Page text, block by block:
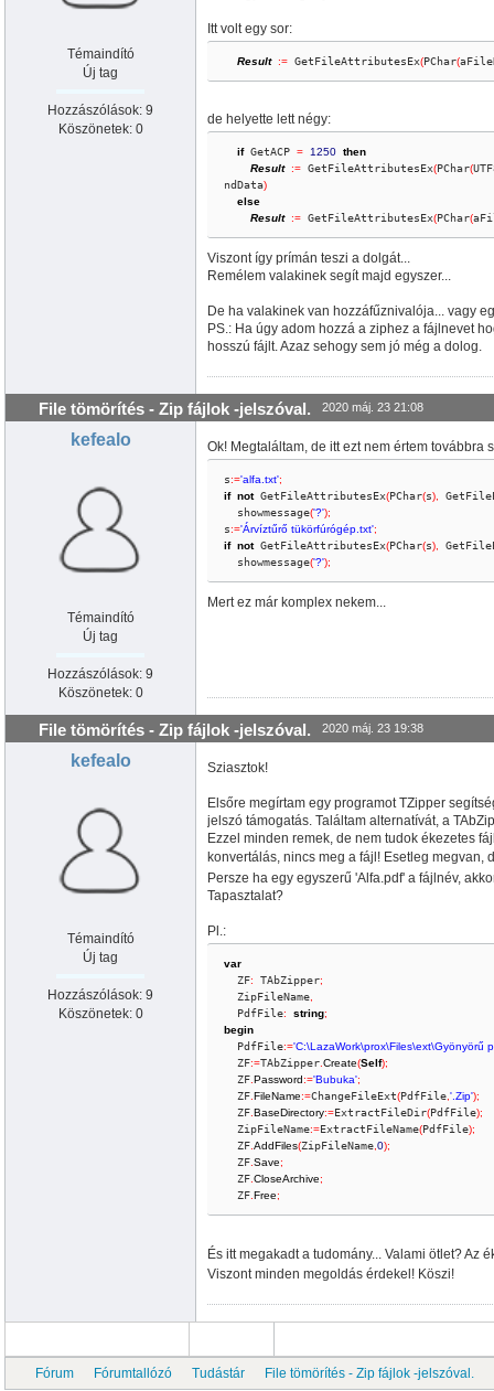
Témaindító
Új tag
Hozzászólások: 9
Köszönetek: 0
Itt volt egy sor:
Result := GetFileAttributesEx(PChar(
de helyette lett négy:
if GetACP = 1250 then
Result := GetFileAttributesEx(PChar(
ndData)
else
Result := GetFileAttributesEx(PChar(
Viszont így prímán teszi a dolgát...
Remélem valakinek segít majd egyszer...
De ha valakinek van hozzáfűznivalója... vagy
PS.: Ha úgy adom hozzá a ziphez a fájlnevet
hosszú fájlt. Azaz sehogy sem jó még a dolog.
File tömörítés - Zip fájlok -jelszóval. 2020 máj. 23 21:08
kefealo
Témaindító
Új tag
Hozzászólások: 9
Köszönetek: 0
Ok! Megtaláltam, de itt ezt nem értem továbbra
s:='alfa.txt';
if not GetFileAttributesEx(PChar(s)
  showmessage
('?');
s:='Árvíztűrő tükörfúrógép.txt';
if not GetFileAttributesEx(PChar(s)
  showmessage
('?');
Mert ez már komplex nekem...
File tömörítés - Zip fájlok -jelszóval. 2020 máj. 23 19:38
kefealo
Témaindító
Új tag
Hozzászólások: 9
Köszönetek: 0
Sziasztok!
Elsőre megírtam egy programot TZipper
jelszó támogatás. Találtam alternatívát, a
Ezzel minden remek, de nem tudok ékezetes
konvertálás, nincs meg a fájl! Esetleg megvan,
Persze ha egy egyszerű 'Alfa.pdf' a fájlnév,
Tapasztalat?
Pl.:
var
  ZF
: TAbZipper;
  ZipFileName
  PdfFile
: string;
begin
  PdfFile
:='C:\LazaWork\prox\Files\ext\Gyönyörű
  ZF
:=TAbZipper Create(Self);
  ZF
Password:='Bubuka';
  ZF
FileName:=ChangeFileExt(PdfFile '.Zip');
  ZF
BaseDirectory:=ExtractFileDir(PdfFile);
  ZipFileName
:=ExtractFileName(PdfFile);
  ZF
AddFiles(ZipFileName 0);
  ZF
Save;
  ZF
CloseArchive;
  ZF
Free;
És itt megakadt a tudomány... Valami ötlet? Az
Viszont minden megoldás érdekel! Köszi!
Fórum Fórumtallózó Tudástár File tömörítés - Zip fájlok -jelszóval.